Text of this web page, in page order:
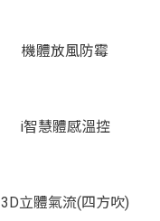
機體放風防霉
i智慧體感溫控
3D立體氣流(四方吹)